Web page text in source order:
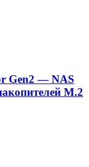
Gen2 — NAS
M.2